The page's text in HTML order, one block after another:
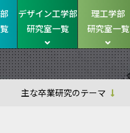
デザイン工学部
研究室一覧
理工学部
研究室一覧
主な卒業研究のテーマ